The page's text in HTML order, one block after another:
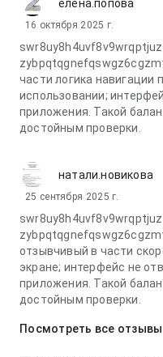
елена.попова
16 октября 2025 г.
части логика
использовании;
приложения. Такой
достойным проверки.
натали.новикова
25 сентября 2025 г.
отзывчивый в части
экране; интерфейс не
приложения. Такой
достойным проверки.
Посмотреть все отзывы